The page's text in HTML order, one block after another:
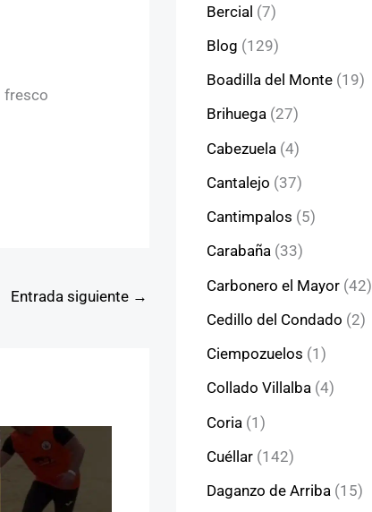
fresco
Entrada siguiente →
Bercial (7)
Blog (129)
Boadilla del Monte (19)
Brihuega (27)
Cabezuela (4)
Cantalejo (37)
Cantimpalos (5)
Carabaña (33)
Carbonero el Mayor (42)
Cedillo del Condado (2)
Ciempozuelos (1)
Collado Villalba (4)
Coria (1)
Cuéllar (142)
Daganzo de Arriba (15)